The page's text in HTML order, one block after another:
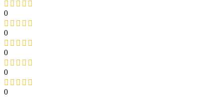
0
0
0
0
0